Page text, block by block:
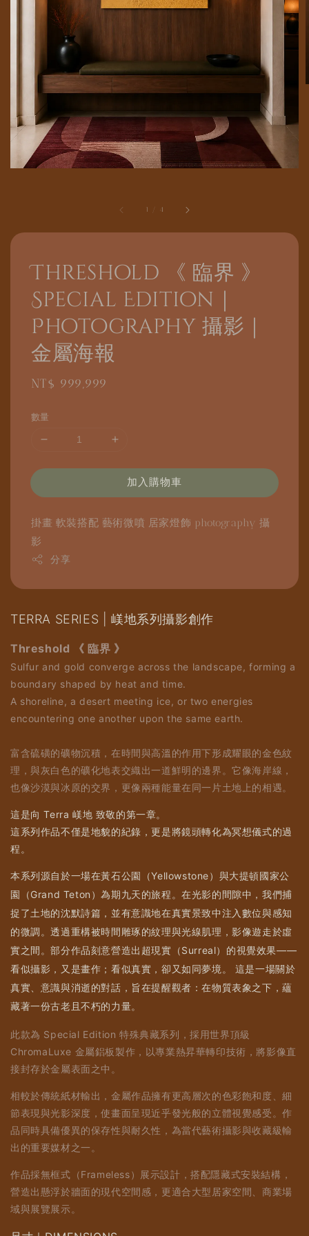
1 4
Threshold 《 臨界 》
Special Edition｜
Photography 攝影｜
金屬海報
Regular
NT$ 999,999
數量
加入購物車
掛畫 軟裝搭配 藝術微噴 居家燈飾 photography攝
影
分享
TERRA SERIES | 嵄地系列攝影創作
Threshold 《 臨界 》
Sulfur and gold converge across the landscape, forming a
boundary shaped by heat and time.
A shoreline, a desert meeting ice, or two energies
encountering one another upon the same earth.
富含硫磺的礦物沉積，在時間與高溫的作用下形成耀眼的金色紋
理，與灰白色的礦化地表交織出一道鮮明的邊界。它像海岸線，
也像沙漠與冰原的交界，更像兩種能量在同一片土地上的相遇。
這是向 Terra 嵄地 致敬的第一章。
這系列作品不僅是地貌的紀錄，更是將鏡頭轉化為冥想儀式的過
程。
本系列源自於一場在黃石公園（Yellowstone）與大提頓國家公
園（Grand Teton）為期九天的旅程。在光影的間隙中，我們捕
捉了土地的沈默詩篇，並有意識地在真實景致中注入數位與感知
的微調。透過重構被時間雕琢的紋理與光線肌理，影像遊走於虛
實之間。部分作品刻意營造出超現實（Surreal）的視覺效果——
看似攝影，又是畫作；看似真實，卻又如同夢境。 這是一場關於
真實、意識與消逝的對話，旨在提醒觀者：在物質表象之下，蘊
藏著一份古老且不朽的力量。
此款為 Special Edition 特殊典藏系列，採用世界頂級
ChromaLuxe 金屬鋁板製作，以專業熱昇華轉印技術，將影像直
接封存於金屬表面之中。
相較於傳統紙材輸出，金屬作品擁有更高層次的色彩飽和度、細
節表現與光影深度，使畫面呈現近乎發光般的立體視覺感受。作
品同時具備優異的保存性與耐久性，為當代藝術攝影與收藏級輸
出的重要媒材之一。
作品採無框式（Frameless）展示設計，搭配隱藏式安裝結構，
營造出懸浮於牆面的現代空間感，更適合大型居家空間、商業場
域與展覽展示。